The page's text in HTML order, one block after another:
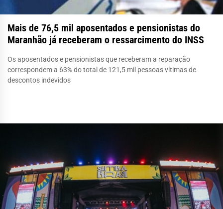
Mais de 76,5 mil aposentados e pensionistas do
Maranhão já receberam o ressarcimento do INSS
Os aposentados e pensionistas que receberam a reparação
correspondem a 63% do total de 121,5 mil pessoas vítimas de
descontos indevidos